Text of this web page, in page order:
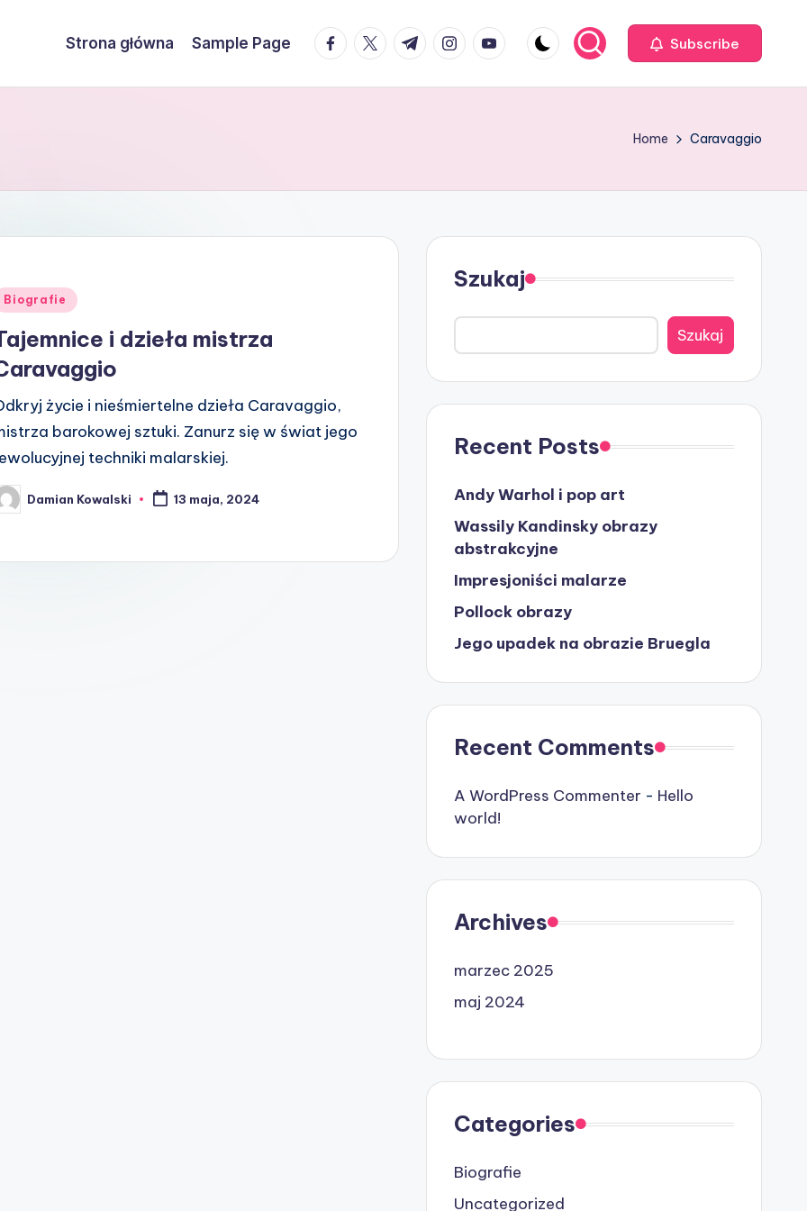
Strona główna Sample Page facebook.com
twitter.com
t.me instagram.com
youtube.com Subscribe
Home Caravaggio
Biografie
i dzieła mistrza
życie i nieśmiertelne dzieła Caravaggio,
barokowej sztuki. Zanurz się w świat jego
techniki malarskiej.
Damian Kowalski 13 maja, 2024
Szukaj
Szukaj
Recent Posts
Andy Warhol i pop art
Wassily Kandinsky obrazy
abstrakcyjne
Impresjoniści malarze
Pollock obrazy
Jego upadek na obrazie Bruegla
Recent Comments
A WordPress Commenter - Hello
world!
Archives
marzec 2025
maj 2024
Categories
Biografie
Uncategorized